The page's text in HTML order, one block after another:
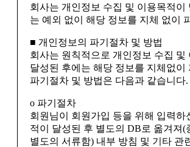
회사는 개인정보 수집 및 이용목적이
는 예외 없이 해당 정보를 지체 없이
■ 개인정보의 파기절차 및 방법
회사는 원칙적으로 개인정보 수집 및
달성된 후에는 해당 정보를 지체없이
파기절차 및 방법은 다음과 같습니다.
ο 파기절차
회원님이 회원가입 등을 위해 입력하
적이 달성된 후 별도의 DB로 옮겨져(
별도의 서류함) 내부 방침 및 기타 관